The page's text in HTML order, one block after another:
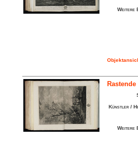
Weitere
Künstler /
Weitere